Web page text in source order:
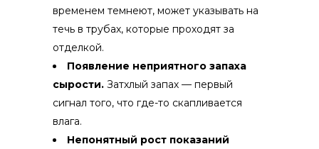
временем темнеют, может указывать на
течь в трубах, которые проходят за
отделкой.
Появление неприятного запаха
сырости. Затхлый запах — первый
сигнал того, что где-то скапливается
влага.
Непонятный рост показаний